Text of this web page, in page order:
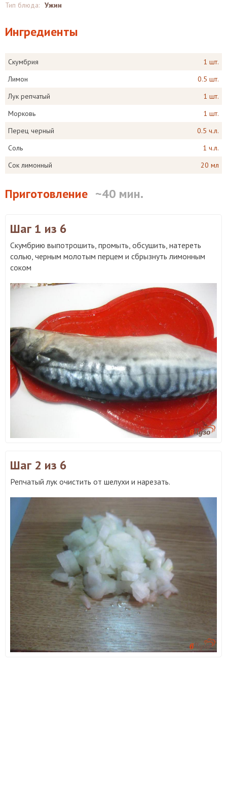
Тип блюда: Ужин
Ингредиенты
Скумбрия
1 шт.
Лимон
0.5 шт.
Лук репчатый
1 шт.
Морковь
1 шт.
Перец черный
0.5 ч.л.
Соль
1 ч.л.
Сок лимонный
20 мл
Приготовление ~40 мин.
Шаг 1 из 6
Скумбрию выпотрошить, промыть, обсушить, натереть
солью, черным молотым перцем и сбрызнуть лимонным
соком
Шаг 2 из 6
Репчатый лук очистить от шелухи и нарезать.